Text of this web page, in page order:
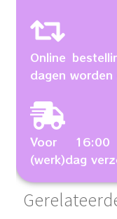
Online
dagen
Voor
(werk)dag